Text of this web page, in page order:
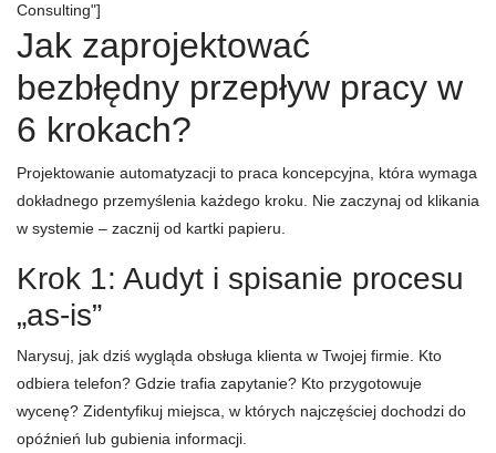
Consulting"]
Jak zaprojektować
bezbłędny przepływ pracy w
6 krokach?
Projektowanie automatyzacji to praca koncepcyjna, która wymaga
dokładnego przemyślenia każdego kroku. Nie zaczynaj od klikania
w systemie – zacznij od kartki papieru.
Krok 1: Audyt i spisanie procesu
„as-is”
Narysuj, jak dziś wygląda obsługa klienta w Twojej firmie. Kto
odbiera telefon? Gdzie trafia zapytanie? Kto przygotowuje
wycenę? Zidentyfikuj miejsca, w których najczęściej dochodzi do
opóźnień lub gubienia informacji.